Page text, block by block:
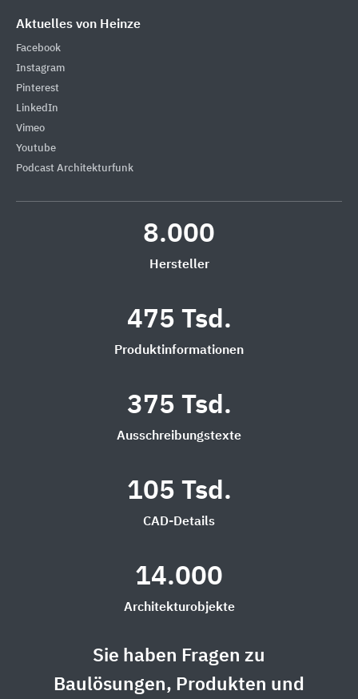
Aktuelles von Heinze
Facebook
Instagram
Pinterest
LinkedIn
Vimeo
Youtube
Podcast Architekturfunk
8.000
Hersteller
475 Tsd.
Produktinformationen
375 Tsd.
Ausschreibungstexte
105 Tsd.
CAD-Details
14.000
Architekturobjekte
Sie haben Fragen zu
Baulösungen, Produkten und